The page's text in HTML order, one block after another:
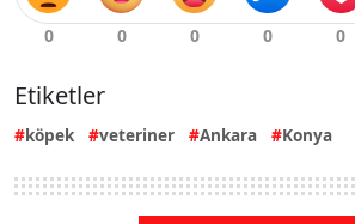
Etiketler
köpek veteriner Ankara Konya